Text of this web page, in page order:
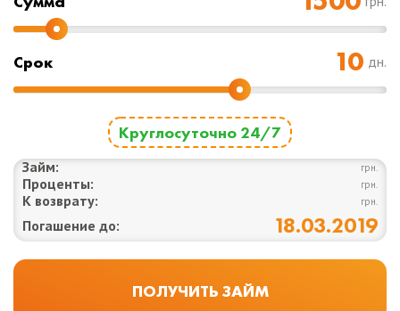
Срок дн.
Круглосуточно 24/7
Займ: грн.
Проценты: грн.
К возврату: грн.
Погашение до: 18.03.2019